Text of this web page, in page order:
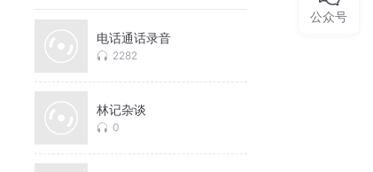
电话通话录音
2282
林记杂谈
0
公众号